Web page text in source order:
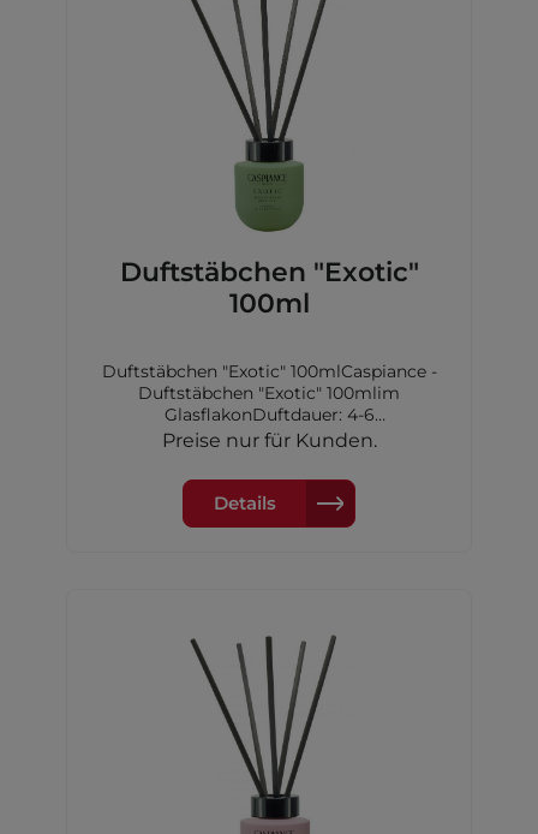
Duftstäbchen "Exotic"
100ml
Duftstäbchen "Exotic" 100mlCaspiance -
Duftstäbchen "Exotic" 100mlim
GlasflakonDuftdauer: 4-6
WochenKopfnote: Grapefruit,
GuaveHerznote: Maiglöckchen, Magnolie,
Geranie,MeeresnotenBasisnote: Amber,
Moschus, Tonkabohne, Hölzer
Preise nur für Kunden.
Details